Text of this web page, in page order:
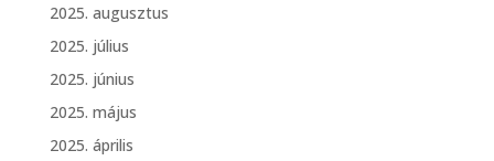
2025. augusztus
2025. július
2025. június
2025. május
2025. április